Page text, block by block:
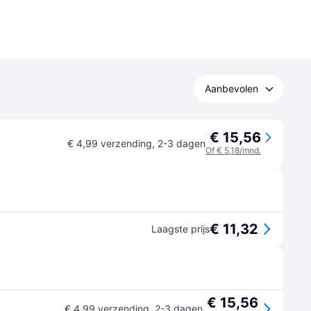
Aanbevolen
€ 4,99 verzending, 2-3 dagen € 15,56
Of € 5,18/mnd.
Laagste prijs€ 11,32
€ 4,99 verzending 2-3 dagen € 15,56